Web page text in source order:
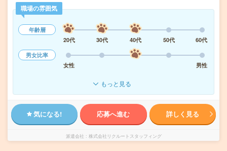
職場の雰囲気
年齢層
20代
30代 40代 50代
60代
男女比率
女性
男性
もっと見る
気になる! 応募へ進む 詳しく見る
派遣会社 株式会社リクルートスタッフィング